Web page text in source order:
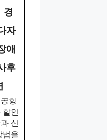
경
자
애
후
항
할인
신
법을